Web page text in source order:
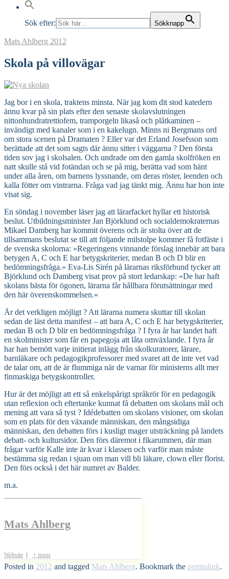
Sök efter: Sökknapp
Mats Ahlberg 2012
Skola på villovägar
Jag bor i en skola, traktens minsta. När jag kom dit stod katedern
ännu kvar på sin plats efter den senaste skolavslutningen
nittonhundratrettiofem, tramporgeln likaså och plåtkaminen –
invändigt med kanaler som i en kakelugn. Minns ni Bergmans ord
om stora scenen på Dramaten ? Eller var det Erland Josefsson som
berättade att det som sagts där ännu sitter i väggarna ? Den första
tiden sov jag i skolsalen. Och undrade om den gamla skolfröken en
natt skulle stå vid fotändan och se på mig, berätta vad som hänt
under alla åren, om barnens lyssnande, om deras röster, leenden och
kalla fötter om vintrarna. Fråga vad jag tänkt mig. Ännu har hon inte
visat sig.
En söndag i november läser jag att lärarfacket hyllar ett historisk
beslut. Utbildningsminister Jan Björklund och socialdemokraternas
Mikael Damberg har kommit överens och är stolta över att de
tillsammans beslutat se till att följande milstolpe kommer få fotfäste i
de svenska skolorna: »Regeringens vinnande förslag innebär att bara
betygen A, C och E har betygskriterier, medan B och D blir en
bedömningsfråga.« Eva-Lis Sirén på lärarnas riksförbund tycker att
Björklund och Damberg visat prov på stort ledarskap: »De har haft
skolans bästa för ögonen, lärarna får hållbara förutsättningar med
den här överenskommelsen.«
Är det verkligen möjligt ? Att lärarna numera skuttar till skolan
sedan de läst detta manifest – att bara A, C och E har betygskriterier,
medan B och D blir en bedömningsfråga ? I fyra år har landet haft
en skolminister som får en papegoja att låta omväxlande. I fyra år
har han bemött varje initierat inlägg från skolkuratorer, lärare,
barnläkare och pedagogikprofessorer med svaret att de inte vet vad
de talar om, att de är flummiga när de varnar för ministerns allt mer
finmaskiga betygskontroller.
Hur är det möjligt att ett så enkelspårigt språkrör för en pedagogik
utan reflexion och eftertanke kunnat få debatten om skolans mål och
mening att vara så tyst ? Idédebatten om skolans visioner, om skolan
som en plats för den växande människan, den mångsidiga
människan, den debatten förs i kusligt mager utsträckning på landets
debatt- och kultursidor. Den förs däremot i fikarummen, där man
frågar varför Kalle inte är kvar i klassen och varför man måste
bestämma sig redan i sjuan om man vill bli läkare, clown eller florist.
Den förs också i det här numret av Balder.
m.a.
Mats Ahlberg
Website | + posts
Posted in 2012 and tagged Mats Ahlberg. Bookmark the permalink.